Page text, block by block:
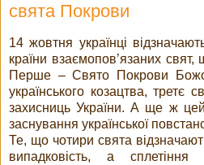
свята Покрови
14 жовтня українці
країни взаємопов’язаних
Перше – Свято Покрови
українського козацтва, третє
захисниць України. А ще ж
заснування української
Те, що чотири свята
випадковість, а сплетіння